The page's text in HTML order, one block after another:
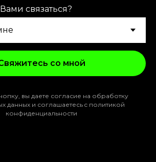
связаться?
со мной
вы даете согласие на обработку
данных и соглашаетесь c политикой
конфиденциальности